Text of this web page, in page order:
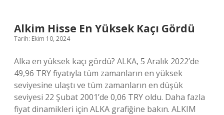
Alkim Hisse En Yüksek Kaçı Gördü
Tarih: Ekim 10, 2024
Alka en yüksek kaçı gördü? ALKA, 5 Aralık 2022’de
49,96 TRY fiyatıyla tüm zamanların en yüksek
seviyesine ulaştı ve tüm zamanların en düşük
seviyesi 22 Şubat 2001’de 0,06 TRY oldu. Daha fazla
fiyat dinamikleri için ALKA grafiğine bakın. ALKIM